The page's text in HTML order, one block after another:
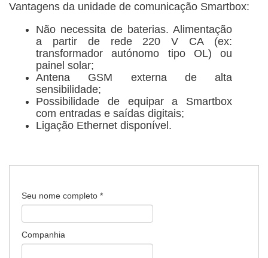
Vantagens da unidade de comunicação Smartbox:
Não necessita de baterias. Alimentação
a partir de rede 220 V CA (ex:
transformador autónomo tipo OL) ou
painel solar;
Antena GSM externa de alta
sensibilidade;
Possibilidade de equipar a Smartbox
com entradas e saídas digitais;
Ligação Ethernet disponível.
Seu nome completo *
Companhia